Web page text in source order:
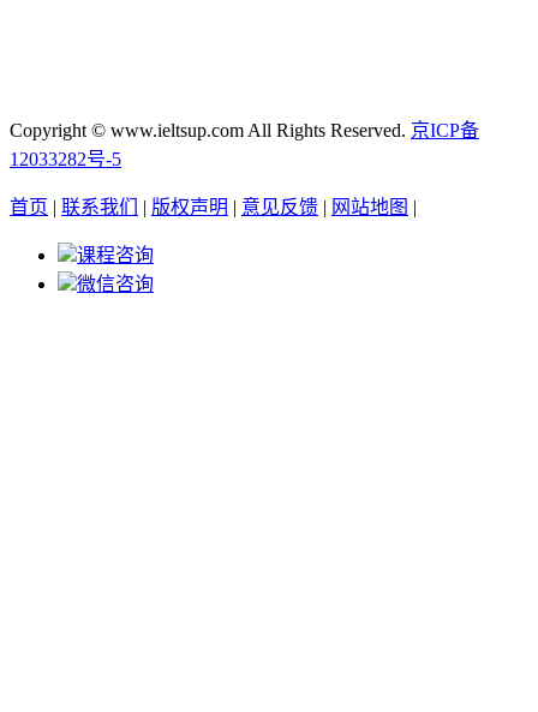
Copyright © www.ieltsup.com All Rights Reserved. 京ICP备
12033282号-5
首页 | 联系我们 | 版权声明 | 意见反馈 | 网站地图 |
课程咨询
微信咨询